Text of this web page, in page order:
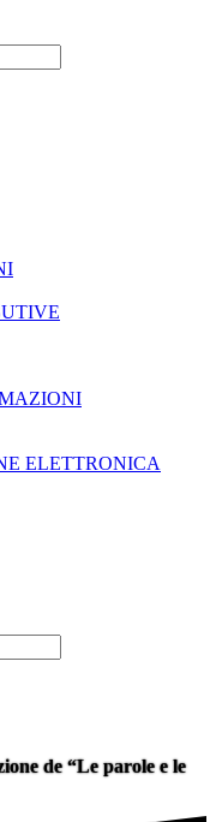
ELETTRONICA
de “Le parole e le